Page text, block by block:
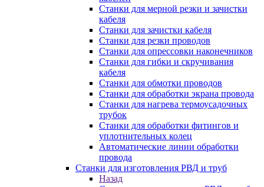
Станки для мерной резки и зачистки
кабеля
Станки для зачистки кабеля
Станки для резки проводов
Станки для опрессовки наконечников
Станки для гибки и скручивания
кабеля
Станки для обмотки проводов
Станки для обработки экрана провода
Станки для нагрева термоусадочных
трубок
Станки для обработки фитингов и
уплотнительных колец
Автоматические линии обработки
провода
Станки для изготовления РВД и труб
Назад